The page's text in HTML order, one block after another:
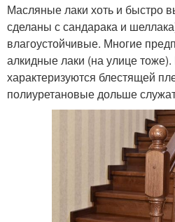
Масляные лаки хоть и быстро
сделаны с сандарака и
влагоустойчивые. Многие
алкидные лаки (на улице
характеризуются блестящей
полиуретановые дольше